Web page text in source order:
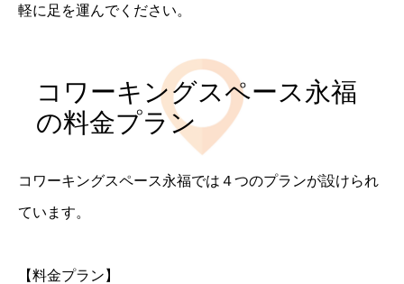
軽に足を運んでください。
コワーキングスペース永福
の料金プラン
コワーキングスペース永福では４つのプランが設けられ
ています。
【料金プラン】